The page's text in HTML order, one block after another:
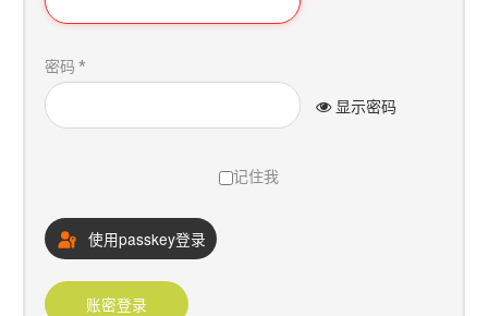
概况
学术
院系
校友
探索更多
密码 *
显示密码
记住我
使用passkey登录
账密登录